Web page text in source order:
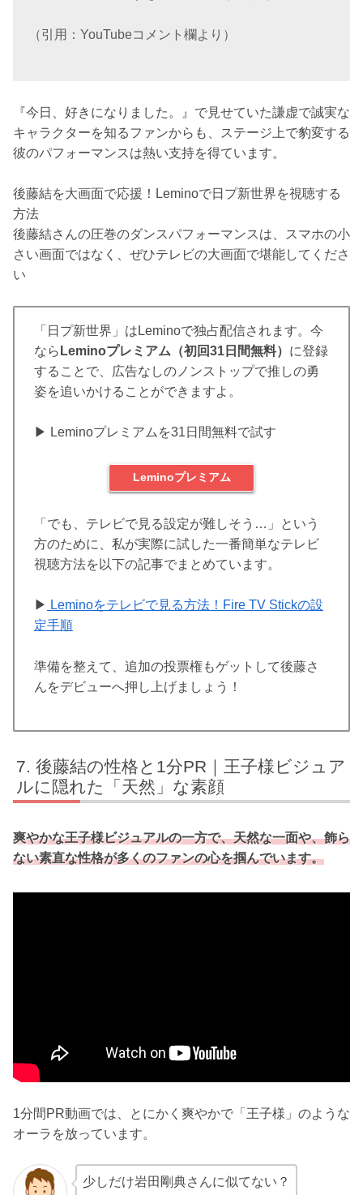
（引用：YouTubeコメント欄より）
『今日、好きになりました。』で見せていた謙虚で誠実な
キャラクターを知るファンからも、ステージ上で豹変する
彼のパフォーマンスは熱い支持を得ています。
後藤結を大画面で応援！Leminoで日プ新世界を視聴する
方法
後藤結さんの圧巻のダンスパフォーマンスは、スマホの小
さい画面ではなく、ぜひテレビの大画面で堪能してくださ
い
「日プ新世界」はLeminoで独占配信されます。今
なら Leminoプレミアム（初回31日間無料） に登録
することで、広告なしのノンストップで推しの勇
姿を追いかけることができますよ。
▶︎ Leminoプレミアムを31日間無料で試す
Leminoプレミアム
「でも、テレビで見る設定が難しそう…」という
方のために、私が実際に試した一番簡単なテレビ
視聴方法を以下の記事でまとめています。
▶︎ Leminoをテレビで見る方法！Fire TV Stickの設
定手順
準備を整えて、追加の投票権もゲットして後藤さ
んをデビューへ押し上げましょう！
後藤結の性格と1分PR｜王子様ビジュア
ルに隠れた「天然」な素顔
爽やかな王子様ビジュアルの一方で、天然な一面や、飾ら
ない素直な性格が多くのファンの心を掴んでいます。
1分間PR動画では、とにかく爽やかで「王子様」のような
オーラを放っています。
少しだけ岩田剛典さんに似てない？